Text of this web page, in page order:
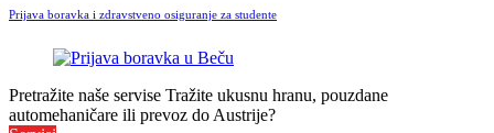
Prijava boravka i zdravstveno osiguranje za studente
Pretražite naše servise Tražite ukusnu hranu, pouzdane
automehaničare ili prevoz do Austrije?